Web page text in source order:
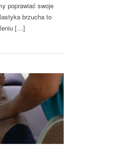
poprawiać swoje
brzucha to
[…]